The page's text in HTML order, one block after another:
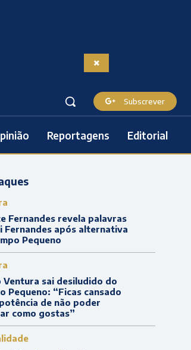
Subscrever
Reportagens Editorial
Fernandes revela palavras
Fernandes após alternativa
Pequeno
Ventura sai desiludido do
Pequeno: “Ficas cansado
de não poder
como gostas”